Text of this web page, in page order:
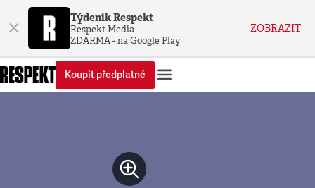
× Týdeník Respekt
Respekt Media
ZDARMA - na Google Play
ZOBRAZIT
Koupit předplatné